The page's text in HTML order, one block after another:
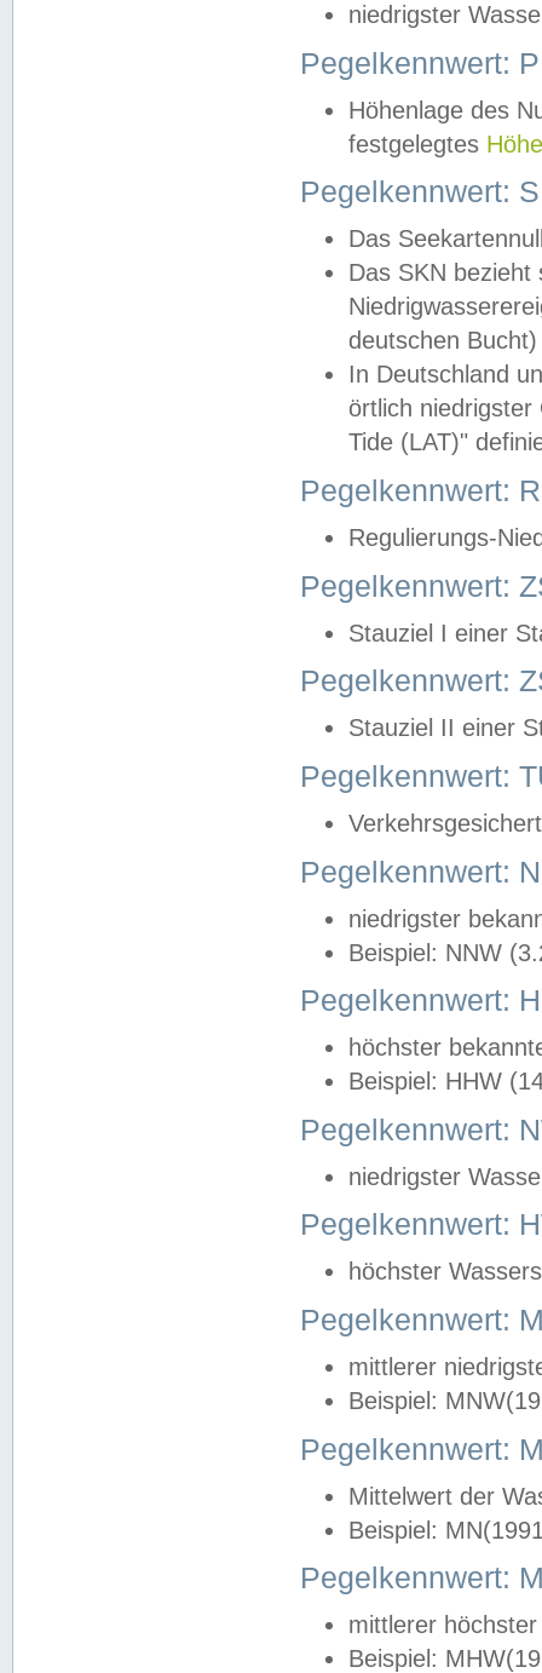
niedrigster
Pegelkennwert:
Höhenlage des
festgelegtes
Pegelkennwert:
Das
Das SKN
deutschen
In Deutschland
örtlich
Tide (LAT)"
Pegelkennwert:
Regulierungs-
Pegelkennwert:
Stauziel I einer
Pegelkennwert:
Stauziel II einer
Pegelkennwert:
Pegelkennwert:
niedrigster
Beispiel: NNW
Pegelkennwert:
höchster
Beispiel: HHW
Pegelkennwert:
niedrigster
Pegelkennwert:
höchster
Pegelkennwert:
mittlerer
Beispiel:
Pegelkennwert:
Mittelwert der
Beispiel:
Pegelkennwert:
mittlerer
Beispiel: